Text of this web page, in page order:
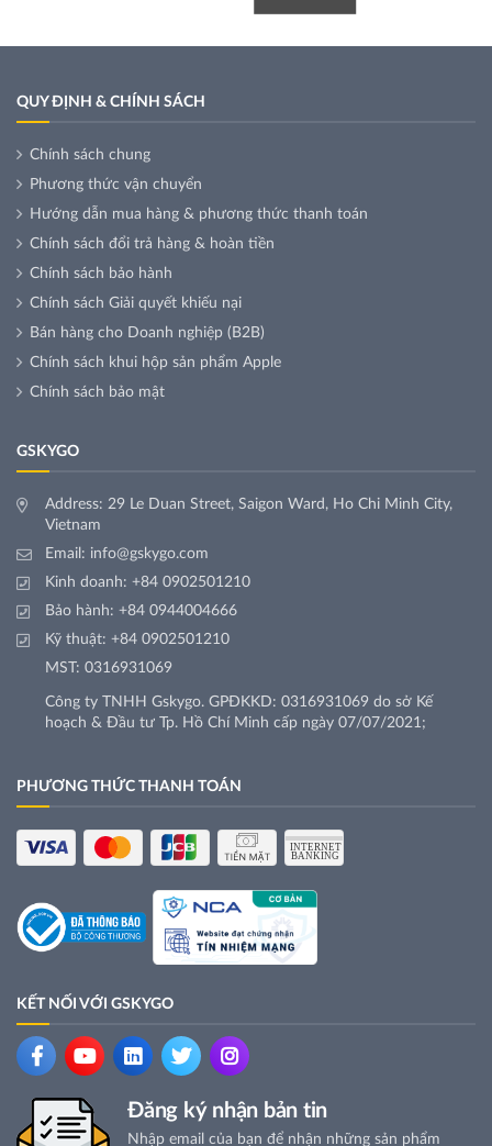
QUY ĐỊNH & CHÍNH SÁCH
Chính sách chung
Phương thức vận chuyển
Hướng dẫn mua hàng & phương thức thanh toán
Chính sách đổi trả hàng & hoàn tiền
Chính sách bảo hành
Chính sách Giải quyết khiếu nại
Bán hàng cho Doanh nghiệp (B2B)
Chính sách khui hộp sản phẩm Apple
Chính sách bảo mật
GSKYGO
Address: 29 Le Duan Street, Saigon Ward, Ho Chi Minh City,
Vietnam
Email: info@gskygo.com
Kinh doanh: +84 0902501210
Bảo hành: +84 0944004666
Kỹ thuật: +84 0902501210
MST: 0316931069
Công ty TNHH Gskygo. GPĐKKD: 0316931069 do sở Kế
hoạch & Đầu tư Tp. Hồ Chí Minh cấp ngày 07/07/2021;
PHƯƠNG THỨC THANH TOÁN
KẾT NỐI VỚI GSKYGO
Đăng ký nhận bản tin
Nhập email của bạn để nhận những sản phẩm